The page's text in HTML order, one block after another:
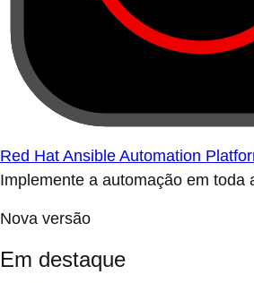
Red Hat Ansible Automation
Implemente a automação em toda
Nova versão
Em destaque